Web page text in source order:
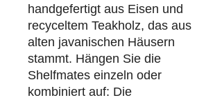
handgefertigt aus Eisen und
recyceltem Teakholz, das aus
alten javanischen Häusern
stammt. Hängen Sie die
Shelfmates einzeln oder
kombiniert auf: Die